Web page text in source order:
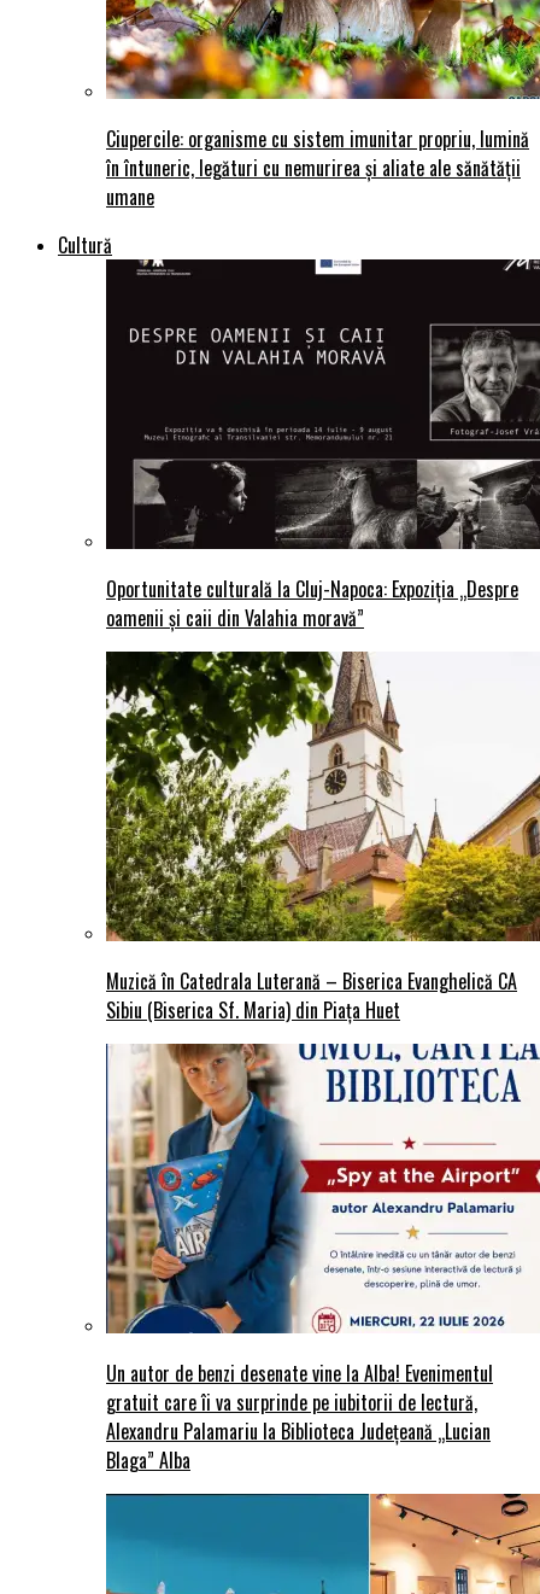
Ciupercile: organisme cu sistem imunitar propriu, lumină
în întuneric, legături cu nemurirea și aliate ale sănătății
umane
Cultură
Oportunitate culturală la Cluj-Napoca: Expoziția „Despre
oamenii și caii din Valahia moravă”
Muzică în Catedrala Luterană – Biserica Evanghelică CA
Sibiu (Biserica Sf. Maria) din Piaţa Huet
Un autor de benzi desenate vine la Alba! Evenimentul
gratuit care îi va surprinde pe iubitorii de lectură,
Alexandru Palamariu la Biblioteca Județeană „Lucian
Blaga” Alba